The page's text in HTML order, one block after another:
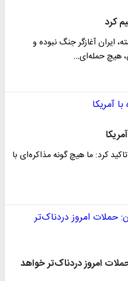
کرد
که در ۳۰۰ سال گذشته، ایران آغازگر جنگ نبوده و
هیچ حمله‌ای…
کرد: ما هیچ گونه مذاکره‌ای با
امروز دردناک‌تر خواهد